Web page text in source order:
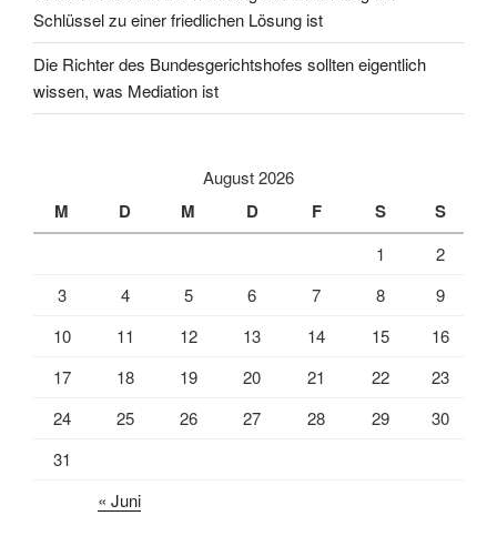
Schlüssel zu einer friedlichen Lösung ist
Die Richter des Bundesgerichtshofes sollten eigentlich
wissen, was Mediation ist
August 2026
M D M D F S S
1
2
3
4 5 6 7 8
9
10
11 12 13 14 15
16
17
18 19 20 21 22
23
24
25 26 27 28 29
30
31
« Juni